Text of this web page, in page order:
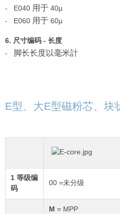
E040 用于 40µ
E060 用于 60µ
6. 尺寸编码 - 长度
脚长长度以毫米計
E型、大E型磁粉芯、块
1 等级编
码
00 =未分级
M = MPP